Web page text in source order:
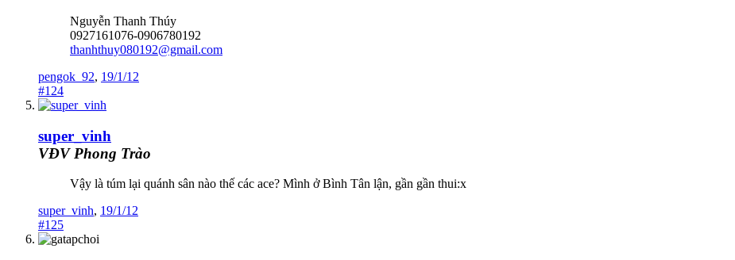
Nguyễn Thanh Thúy
0927161076-0906780192
thanhthuy080192@gmail.com
pengok_92, 19/1/12
#124
super_vinh
VĐV Phong Trào
Vậy là túm lại quánh sân nào thế các ace? Mình ở Bình Tân lận, gần gần thui:x
super_vinh, 19/1/12
#125